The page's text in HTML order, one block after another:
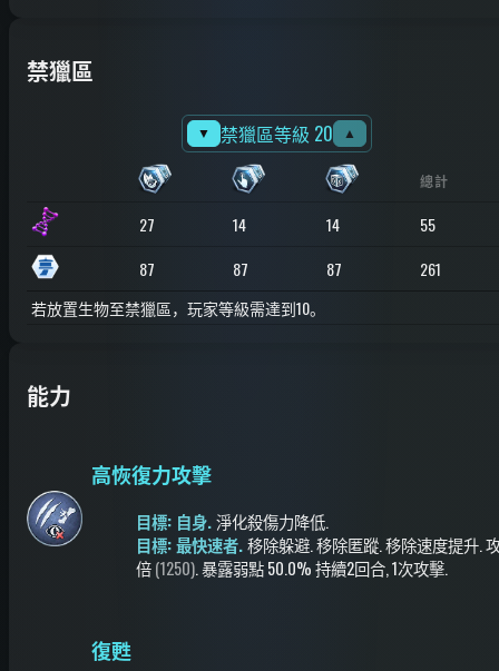
禁獵區
▼ 禁獵區等級 20 ▲
總計
27 14 14
55
87
87 87
261
若放置生物至禁獵區，玩家等級需達到10。
能力
高恢復力攻擊
目標: 自身.淨化殺傷力降低.
目標: 最快速者.移除躲避.移除匿蹤.移除速度提升.
倍(1250).暴露弱點50.0%持續2回合, 1次攻擊.
復甦